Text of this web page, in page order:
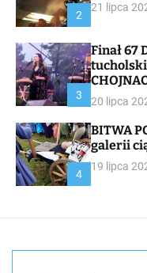
2
21 lipca
3
Finał 67 DBT.
20 lipca
4
BITWA
galerii
19 lipca